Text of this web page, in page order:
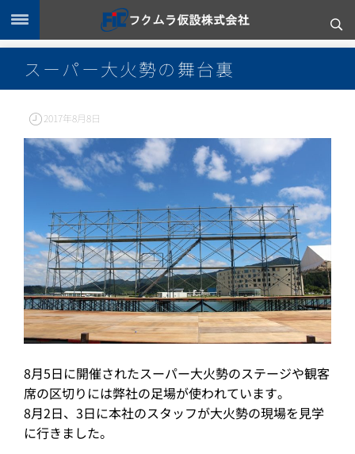
スーパー大火勢の舞台裏
2017年8月8日
8月5日に開催されたスーパー大火勢のステージや観客
席の区切りには弊社の足場が使われています。
8月2日、3日に本社のスタッフが大火勢の現場を見学
に行きました。